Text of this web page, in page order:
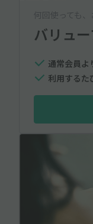
何回使っても、
バリュ
通常会員よ
利用するた